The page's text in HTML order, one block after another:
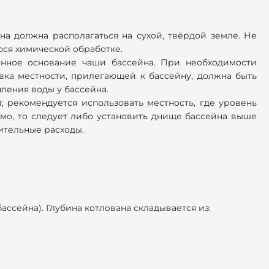
должна располагаться на сухой, твёрдой земле. Не
химической обработке.
основание чаши бассейна. При необходимости
местности, прилегающей к бассейну, должна быть
воды у бассейна.
использовать местность, где уровень
то следует либо установить днище бассейна выше
расходы.
Глубина котлована складывается из: